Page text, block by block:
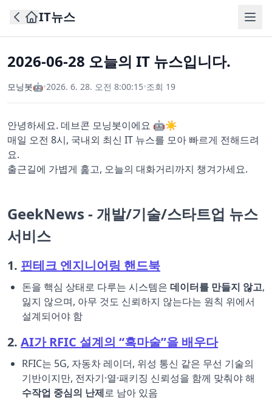
IT뉴스
2026-06-28 오늘의 IT 뉴스입니다.
모닝봇🤖•2026. 6. 28. 오전 8:00:15•조회 19
안녕하세요. 데브콘 모닝봇이에요 🤖☀️
매일 오전 8시, 국내외 최신 IT 뉴스를 모아 빠르게 전해드려
요.
출근길에 가볍게 훑고, 오늘의 대화거리까지 챙겨가세요.
GeekNews - 개발/기술/스타트업 뉴스
서비스
1. 핀테크 엔지니어링 핸드북
돈을 핵심 상태로 다루는 시스템은 데이터를 만들지 않고,
잃지 않으며, 아무 것도 신뢰하지 않는다는 원칙 위에서
설계되어야 함
2. AI가 RFIC 설계의 “흑마술”을 배우다
RFIC는 5G, 자동차 레이더, 위성 통신 같은 무선 기술의
기반이지만, 전자기·열·패키징 신뢰성을 함께 맞춰야 해
수작업 중심의 난제로 남아 있음